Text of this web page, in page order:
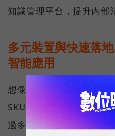
知識管理平台，提升內部
多元裝置與快速落
智能應用
想像過往電商零售在盤點
SKU（商品數）常造成作
過多等問題發生，